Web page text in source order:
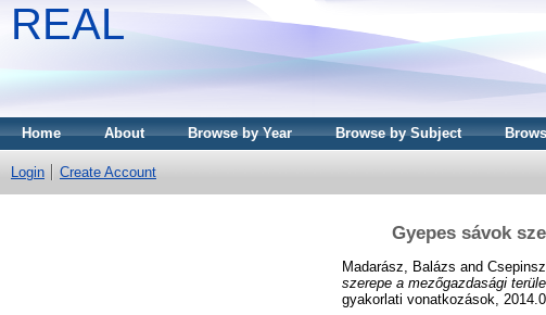
REAL
Home About Browse by Year Browse by Subject
Login Create Account
Gyepes sávok
Madarász, Balázs and
szerepe a mezőgazdasági
gyakorlati vonatkozások,